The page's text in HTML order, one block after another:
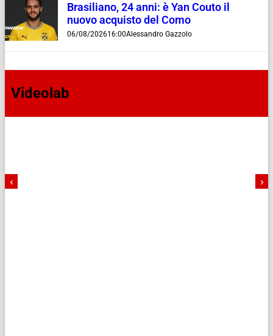
Brasiliano, 24 anni: è Yan Couto il
nuovo acquisto del Como
06/08/202616:00Alessandro Gazzolo
Videolab
‹ ›